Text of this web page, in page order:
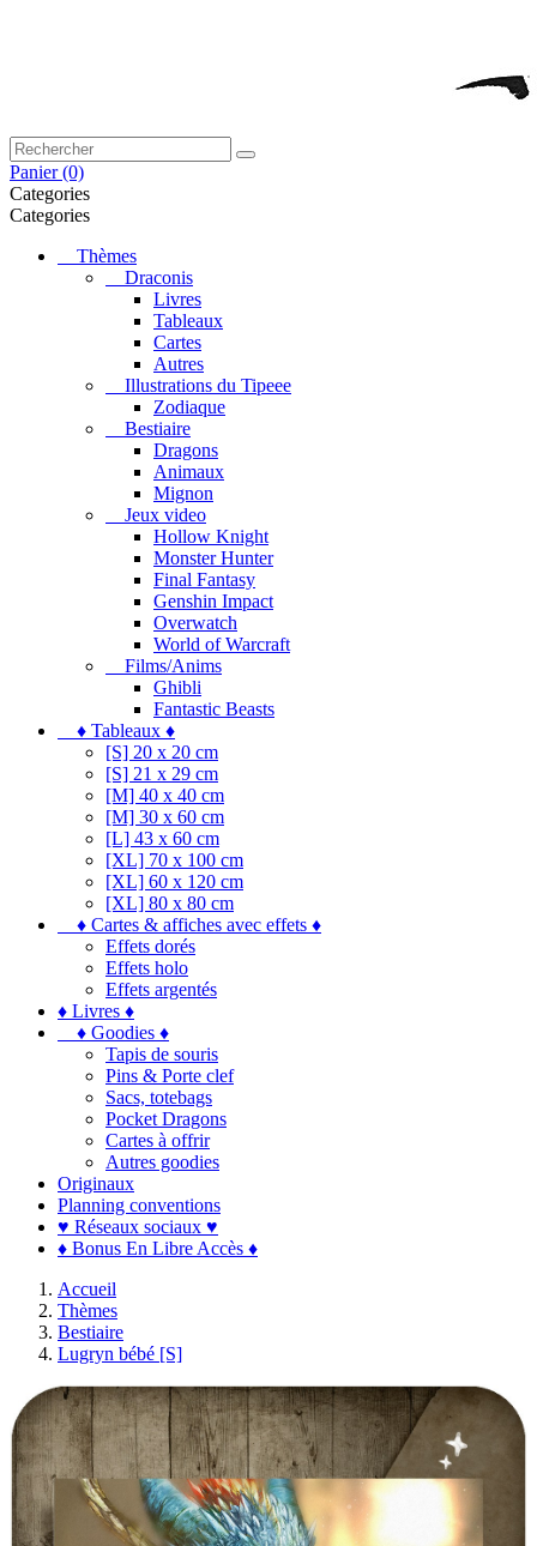
Panier (0)
Categories
Categories
Thèmes
Draconis
Livres
Tableaux
Cartes
Autres
Illustrations du Tipeee
Zodiaque
Bestiaire
Dragons
Animaux
Mignon
Jeux video
Hollow Knight
Monster Hunter
Final Fantasy
Genshin Impact
Overwatch
World of Warcraft
Films/Anims
Ghibli
Fantastic Beasts
♦ Tableaux ♦
[S] 20 x 20 cm
[S] 21 x 29 cm
[M] 40 x 40 cm
[M] 30 x 60 cm
[L] 43 x 60 cm
[XL] 70 x 100 cm
[XL] 60 x 120 cm
[XL] 80 x 80 cm
♦ Cartes & affiches avec effets ♦
Effets dorés
Effets holo
Effets argentés
♦ Livres ♦
♦ Goodies ♦
Tapis de souris
Pins & Porte clef
Sacs, totebags
Pocket Dragons
Cartes à offrir
Autres goodies
Originaux
Planning conventions
♥ Réseaux sociaux ♥
♦ Bonus En Libre Accès ♦
Accueil
Thèmes
Bestiaire
Lugryn bébé [S]